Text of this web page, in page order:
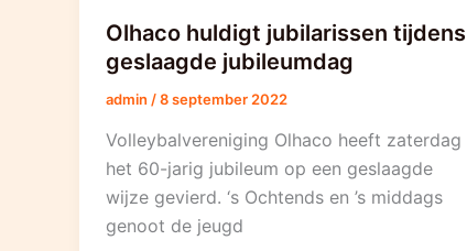
Olhaco huldigt jubilarissen tijdens
geslaagde jubileumdag
admin /8 september 2022
Volleybalvereniging Olhaco heeft zaterdag
het 60-jarig jubileum op een geslaagde
wijze gevierd. ‘s Ochtends en ’s middags
genoot de jeugd